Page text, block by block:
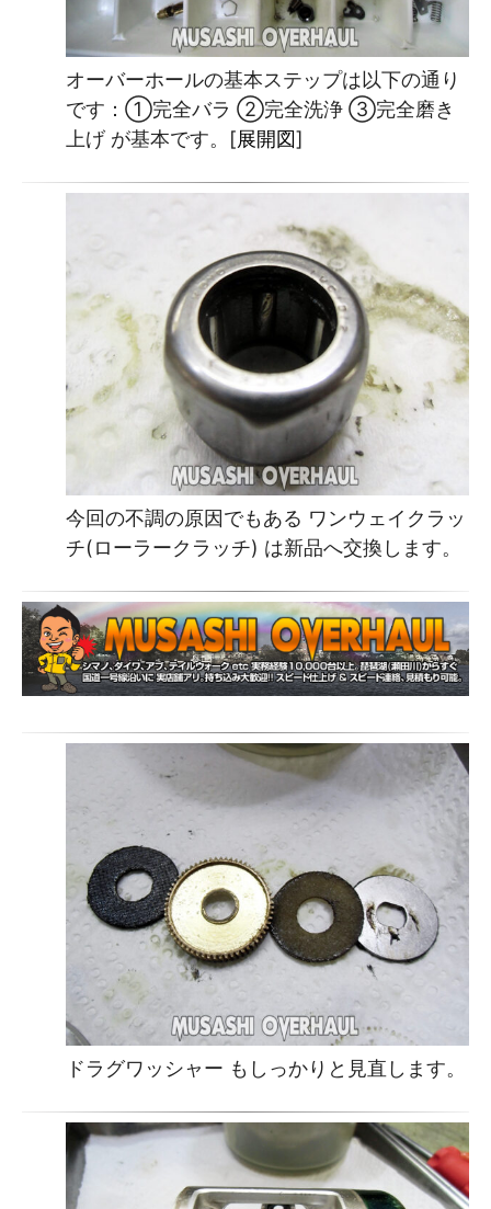
オーバーホールの基本ステップは以下の通り
です：①完全バラ ②完全洗浄 ③完全磨き
上げ が基本です。[展開図]
今回の不調の原因でもある ワンウェイクラッ
チ(ローラークラッチ) は新品へ交換します。
ドラグワッシャー もしっかりと見直します。